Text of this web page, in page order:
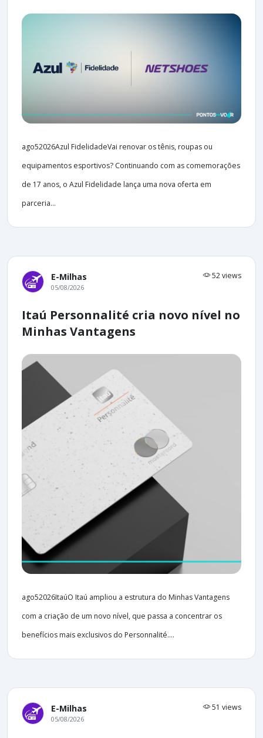
ago52026Azul FidelidadeVai renovar os tênis, roupas ou
equipamentos esportivos? Continuando com as comemorações
de 17 anos, o Azul Fidelidade lança uma nova oferta em
parceria...
E-Milhas 52 views
05/08/2026
Itaú Personnalité cria novo nível no
Minhas Vantagens
ago52026ItaúO Itaú ampliou a estrutura do Minhas Vantagens
com a criação de um novo nível, que passa a concentrar os
benefícios mais exclusivos do Personnalité....
E-Milhas 51 views
05/08/2026